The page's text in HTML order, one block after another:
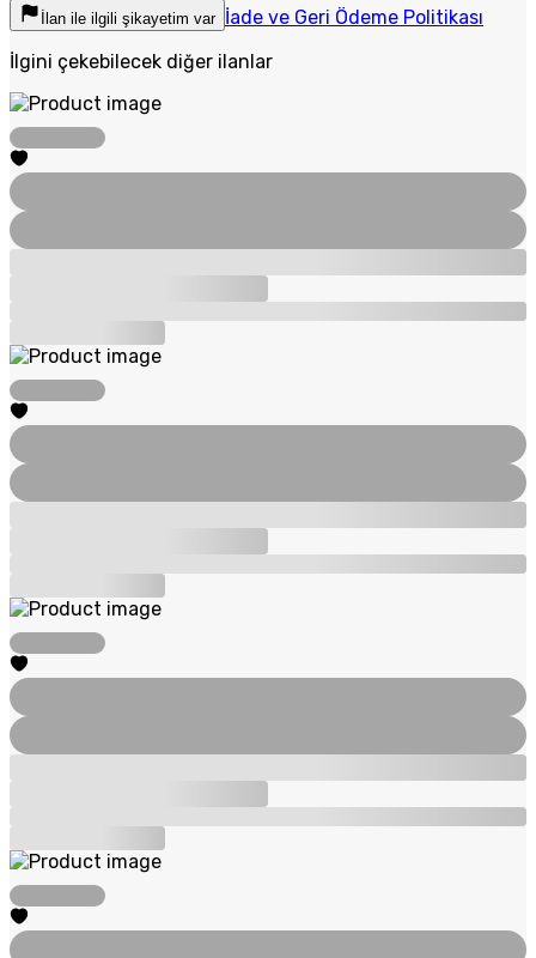
İlan ile ilgili şikayetim var İade ve Geri Ödeme Politikası
İlgini çekebilecek diğer ilanlar